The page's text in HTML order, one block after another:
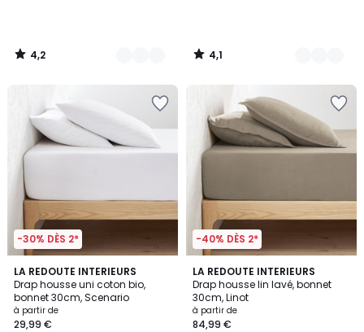
4,2
/
4,1
/
-30% DÈS 2*
LA REDOUTE INTERIEURS
Drap housse uni coton bio,
bonnet 30cm, Scenario
à partir de
29,99 €
4,2
/ 5
9
Couleurs
-40% DÈS 2*
LA REDOUTE INTERIEURS
Drap housse lin lavé, bonnet
30cm, Linot
à partir de
84,99 €
4,2
/ 5
21
Couleurs